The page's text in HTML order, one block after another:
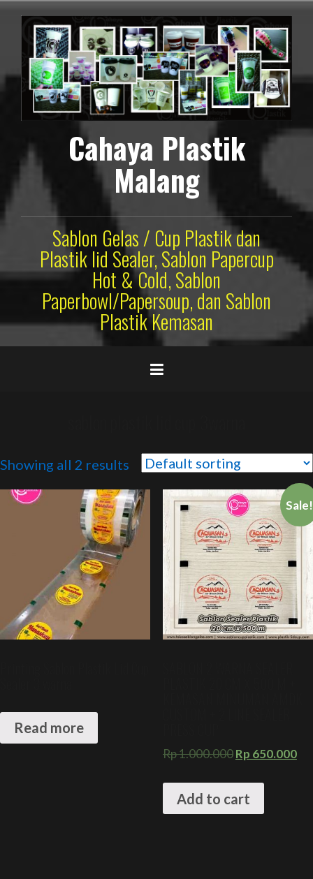
konten
Cahaya Plastik
Malang
Sablon Gelas / Cup Plastik dan
Plastik lid Sealer, Sablon Papercup
Hot & Cold, Sablon
Paperbowl/Papersoup, dan Sablon
Plastik Kemasan
Showing all 2 results
Read more
Sale!
Rp1.000.000Rp 650.000
Add to cart